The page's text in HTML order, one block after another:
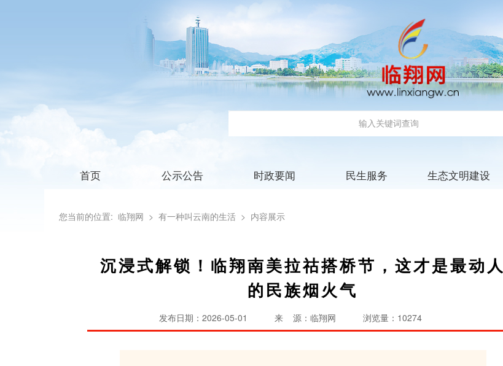
首页 公示公告 时政要闻 民生服务 生态文明建设
您当前的位置: 临翔网 > 有一种叫云南的生活 > 内容展示
沉浸式解锁！临翔南美拉祜搭桥节，这才是最动人
的民族烟火气
发布日期：2026-05-01 来 源：临翔网 浏览量：10274